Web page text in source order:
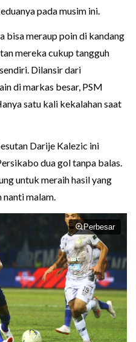
pada musim ini.
bisa meraup poin di kandang
mereka cukup tangguh
Dilansir dari
di markas besar, PSM
satu kali kekalahan saat
Darije Kalezic ini
dua gol tanpa balas.
untuk meraih hasil yang
nanti malam.
Perbesar